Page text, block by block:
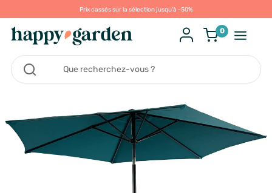
Prix cassés sur la sélection jusqu'à -50%
0